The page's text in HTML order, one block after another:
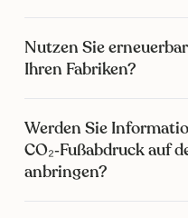
Nutzen Sie
Ihren Fabriken?
Werden Sie
CO₂‑Fußabdruck auf
anbringen?